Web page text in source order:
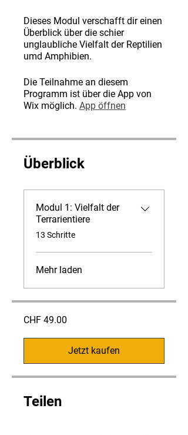
Dieses Modul verschafft dir einen
Überblick über die schier
unglaubliche Vielfalt der Reptilien
umd Amphibien.
Die Teilnahme an diesem
Programm ist über die App von
Wix möglich. App öffnen
Überblick
Modul 1: Vielfalt der
Terrarientiere
.13 Schritte
Mehr laden
CHF 49.00
Jetzt kaufen
Teilen